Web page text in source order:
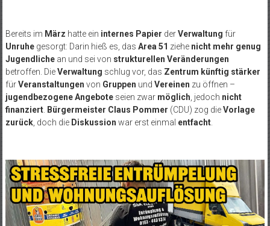
Bereits im März hatte ein internes Papier derVerwaltung für
Unruhegesorgt: Darin hieß es, das Area 51 ziehe nicht mehr genug
Jugendlichean und sei von strukturellen Veränderungen
betroffen. DieVerwaltung schlug vor, das Zentrum künftig stärker
fürVeranstaltungen von Gruppen und Vereinen zu öffnen –
jugendbezogene Angeboteseien zwar möglich, jedoch nicht
finanziert. Bürgermeister Claus Pommer (CDU) zog dieVorlage
zurück, doch die Diskussion war erst einmal entfacht.